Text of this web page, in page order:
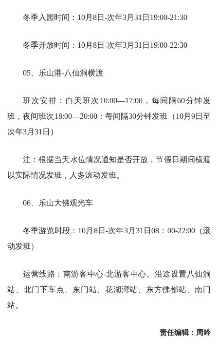
冬季入园时间：10月8日-次年3月31日19:00-21:30
冬季开放时间：10月8日-次年3月31日19:00-22:30
05、乐山港-八仙洞横渡
班次安排：白天班次10:00—17:00，每间隔60分钟发
班，夜间班次18:00—20:00：每间隔30分钟发班（10月9日至
次年3月31日）
注：根据当天水位情况通知是否开放，节假日期间横渡
以实际情况发班，人多滚动发班。
06、乐山大佛观光车
冬季游览时段：10月8日-次年3月31日08：00-22:00（滚
动发班）
运营线路：南游客中心-北游客中心。沿途设置八仙洞
站、北门下车点、东门站、花湖湾站、东方佛都站、南门
站。
责任编辑：周吟